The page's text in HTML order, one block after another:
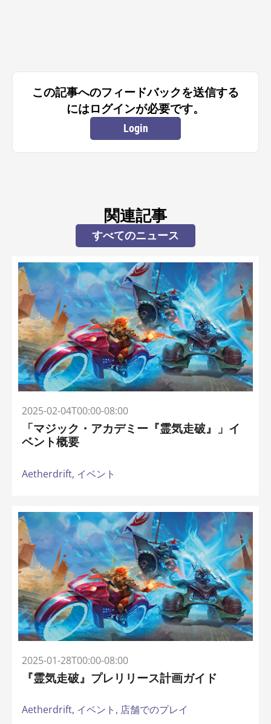
この記事へのフィードバックを送信する
にはログインが必要です。
Login
関連記事
すべてのニュース
2025-02-04T00:00-08:00
「マジック・アカデミー『霊気走破』」イ
ベント概要
Aetherdrift, イベント
2025-01-28T00:00-08:00
『霊気走破』プレリリース計画ガイド
Aetherdrift, イベント, 店舗でのプレイ